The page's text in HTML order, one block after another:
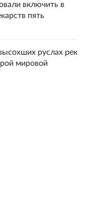
включить в
пять
руслах рек
мировой